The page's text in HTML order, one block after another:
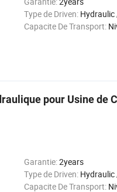
Type de Driven: Hydraulic
Capacite De Transport:
pour Usine de
Garantie:2years
Type de Driven: Hydraulic
Capacite De Transport: